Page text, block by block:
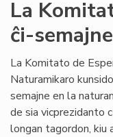
La
ĉi-semajne
La Komitato de
Naturamikaro
semajne en la
de sia vicprezidanto
longan tagordon, kiu